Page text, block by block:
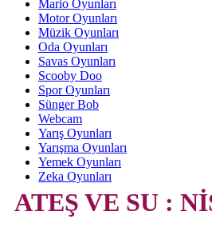
Mario Oyunları
Motor Oyunları
Müzik Oyunları
Oda Oyunları
Savas Oyunları
Scooby Doo
Spor Oyunları
Sünger Bob
Webcam
Yarış Oyunları
Yarışma Oyunları
Yemek Oyunları
Zeka Oyunları
ATEŞ VE SU :